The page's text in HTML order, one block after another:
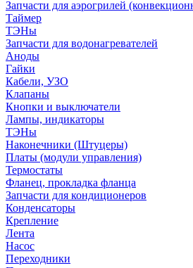
Запчасти для аэрогрилей
Таймер
ТЭНы
Запчасти для водонагревателей
Аноды
Гайки
Кабели, УЗО
Клапаны
Кнопки и выключатели
Лампы, индикаторы
ТЭНы
Наконечники (Штуцеры)
Платы (модули управления)
Термостаты
Фланец, прокладка фланца
Запчасти для кондиционеров
Конденсаторы
Крепление
Лента
Насос
Переходники